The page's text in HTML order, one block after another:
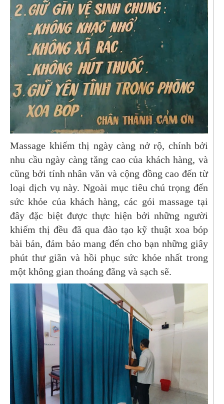
Massage khiếm thị ngày càng nở rộ, chính bởi
nhu cầu ngày càng tăng cao của khách hàng, và
cũng bởi tính nhân văn và cộng đồng cao đến từ
loại dịch vụ này. Ngoài mục tiêu chú trọng đến
sức khỏe của khách hàng, các gói massage tại
đây đặc biệt được thực hiện bởi những người
khiếm thị đều đã qua đào tạo kỹ thuật xoa bóp
bài bản, đảm bảo mang đến cho bạn những giây
phút thư giãn và hồi phục sức khỏe nhất trong
một không gian thoáng đãng và sạch sẽ.